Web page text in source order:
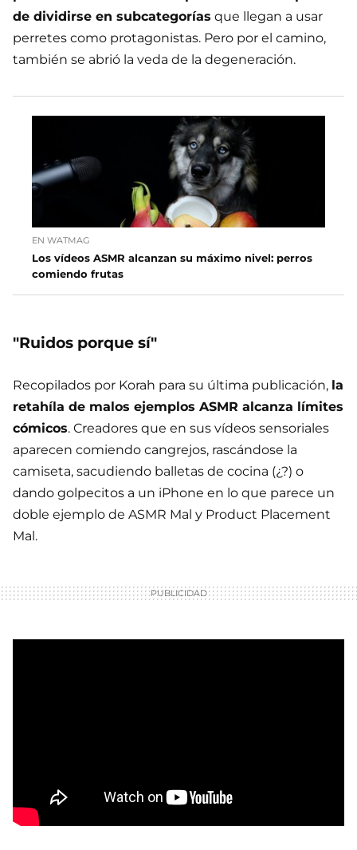
de dividirse en subcategorías que llegan a usar
perretes como protagonistas. Pero por el camino,
también se abrió la veda de la degeneración.
EN WATMAG
Los vídeos ASMR alcanzan su máximo nivel: perros
comiendo frutas
"Ruidos porque sí"
Recopilados por Korah para su última publicación, la
retahíla de malos ejemplos ASMR alcanza límites
cómicos. Creadores que en sus vídeos sensoriales
aparecen comiendo cangrejos, rascándose la
camiseta, sacudiendo balletas de cocina (¿?) o
dando golpecitos a un iPhone en lo que parece un
doble ejemplo de ASMR Mal y Product Placement
Mal.